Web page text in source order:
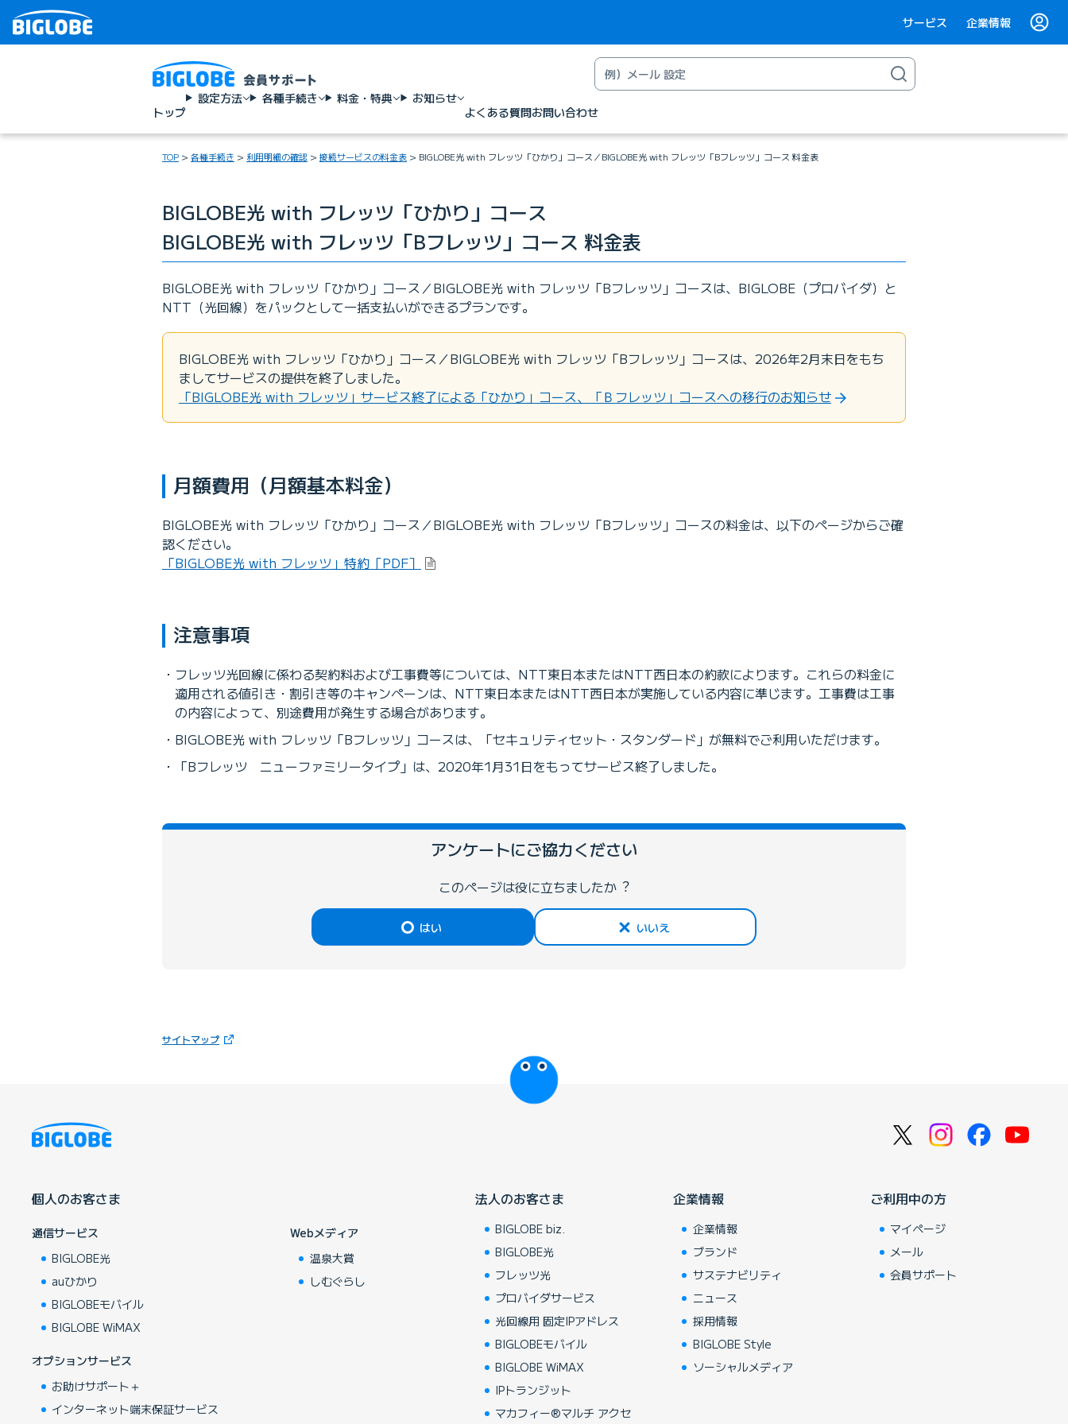
サービス 企業情報
トップ
設定方法 各種手続き 料金・特典
お知らせ
よくある質問お問い合わせ
TOP 各種手続き 利用明細の確認 接続サービスの料金表 BIGLOBE光 with フレッツ「ひかり」コース／BIGLOBE光 with フレッツ「Bフレッツ」コース 料金表
BIGLOBE光 with フレッツ「ひかり」コース
BIGLOBE光 with フレッツ「Bフレッツ」コース 料金表
BIGLOBE光 with フレッツ「ひかり」コース／BIGLOBE光 with フレッツ「Bフレッツ」コースは、BIGLOBE（プロバイダ）と
NTT（光回線）をパックとして一括支払いができるプランです。
BIGLOBE光 with フレッツ「ひかり」コース／BIGLOBE光 with フレッツ「Bフレッツ」コースは、2026年2月末日をもち
ましてサービスの提供を終了しました。
「BIGLOBE光 with フレッツ」サービス終了による「ひかり」コース、「Ｂフレッツ」コースへの移行のお知らせ
月額費用（月額基本料金）
BIGLOBE光 with フレッツ「ひかり」コース／BIGLOBE光 with フレッツ「Bフレッツ」コースの料金は、以下のページからご確
認ください。
「BIGLOBE光 with フレッツ」特約［PDF］
注意事項
フレッツ光回線に係わる契約料および工事費等については、NTT東日本またはNTT西日本の約款によります。これらの料金に
適用される値引き・割引き等のキャンペーンは、NTT東日本またはNTT西日本が実施している内容に準じます。工事費は工事
の内容によって、別途費用が発生する場合があります。
BIGLOBE光 with フレッツ「Bフレッツ」コースは、「セキュリティセット・スタンダード」が無料でご利用いただけます。
「Bフレッツ ニューファミリータイプ」は、2020年1月31日をもってサービス終了しました。
アンケートにご協⼒ください
このページは役に⽴ちましたか︖
はい いいえ
サイトマップ（新しいタブで開きます）
びっぷるのページ
個人のお客さま
通信サービス
BIGLOBE光
auひかり
BIGLOBEモバイル
BIGLOBE WiMAX
オプションサービス
お助けサポート＋
インターネット端末保証サービス
Webメディア
温泉大賞
しむぐらし
法人のお客さま
BIGLOBE biz.
BIGLOBE光
フレッツ光
プロバイダサービス
光回線用 固定IPアドレス
BIGLOBEモバイル
BIGLOBE WiMAX
IPトランジット
マカフィー®マルチ アクセ
企業情報
企業情報
ブランド
サステナビリティ
ニュース
採用情報
BIGLOBE Style
ソーシャルメディア
ご利用中の方
マイページ
メール
会員サポート